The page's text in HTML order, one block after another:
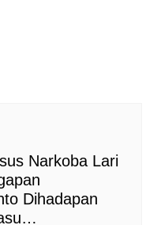
Narkoba Lari
Dihadapan